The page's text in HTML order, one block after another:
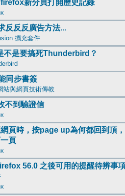
新分頁打開歷史記錄
反反反廣告方法...
擴充套件
不是要搞死Thunderbird？
同步書簽
站與網頁技術傳教
不到驗證信
頁時，按page up為何都回到頂，
頁
56.0 之後可用的提醒待辨事